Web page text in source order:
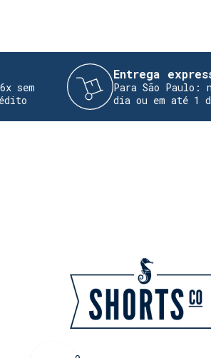
Entrega expressa
Para São Paulo: no mesmo
dia ou em até 1 dia útil